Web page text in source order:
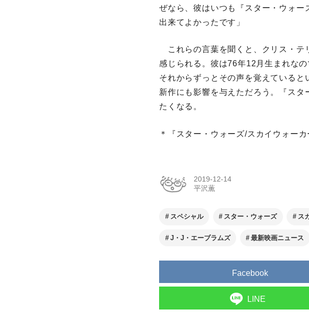
ぜなら、彼はいつも『スター・ウォ
出来てよかったです」
これらの言葉を聞くと、クリス・テ
感じられる。彼は76年12月生まれな
それからずっとその声を覚えている
新作にも影響を与えただろう。『ス
たくなる。
＊『スター・ウォーズ/スカイウォー
2019-12-14
平沢薫
スペシャル スター・ウォーズ ス
J・J・エーブラムズ 最新映画ニュース
Facebook
LINE